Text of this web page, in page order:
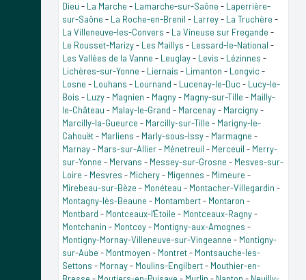
Dieu - La Marche - Lamarche-sur-Saône - Laperrière-
sur-Saône - La Roche-en-Brenil - Larrey- La Truchère -
La Villeneuve-les-Convers - La Vineuse sur Fregande -
Le Rousset-Marizy- Les Maillys - Lessard-le-National -
Les Vallées de la Vanne - Leuglay- Levis - Lézinnes -
Lichères-sur-Yonne - Liernais - Limanton - Longvic -
Losne - Louhans - Lournand - Lucenay-le-Duc - Lucy-le-
Bois - Luzy- Magnien - Magny- Magny-sur-Tille - Mailly-
le-Château - Malay-le-Grand - Marcenay- Marcigny-
Marcilly-la-Gueurce - Marcilly-sur-Tille - Marigny-le-
Cahouët- Marliens - Marly-sous-Issy- Marmagne -
Marnay- Mars-sur-Allier- Ménetreuil - Merceuil - Merry-
sur-Yonne - Mervans - Messey-sur-Grosne - Mesves-sur-
Loire - Mesvres - Michery- Migennes - Mimeure -
Mirebeau-sur-Bèze - Monéteau - Montacher-Villegardin -
Montagny-lès-Beaune - Montambert- Montaron -
Montbard - Montceaux-l'Étoile - Montceaux-Ragny-
Montchanin - Montcoy- Montigny-aux-Amognes -
Montigny-Mornay-Villeneuve-sur-Vingeanne - Montigny-
sur-Aube - Montmoyen - Montret- Montsauche-les-
Settons - Mornay- Moulins-Engilbert- Mouthier-en-